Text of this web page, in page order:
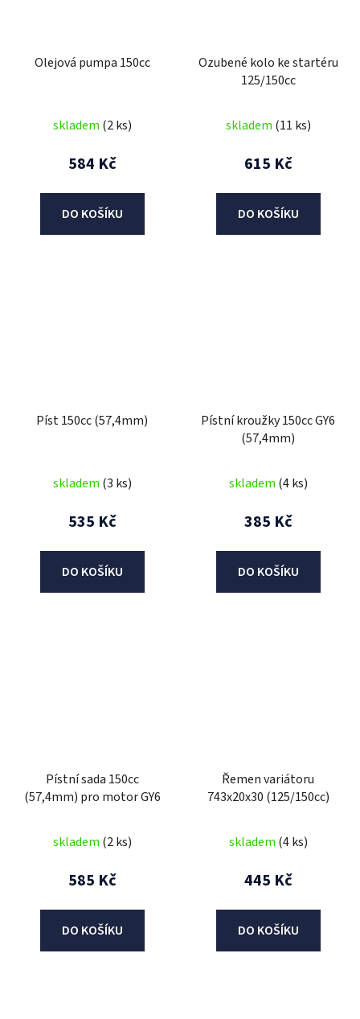
Olejová pumpa 150cc
skladem (2 ks)
584 Kč
DO KOŠÍKU
Ozubené kolo ke startéru
125/150cc
skladem (11 ks)
615 Kč
DO KOŠÍKU
Píst 150cc (57,4mm)
skladem (3 ks)
535 Kč
DO KOŠÍKU
Pístní kroužky 150cc GY6
(57,4mm)
skladem (4 ks)
385 Kč
DO KOŠÍKU
Pístní sada 150cc
(57,4mm) pro motor GY6
skladem (2 ks)
585 Kč
DO KOŠÍKU
Řemen variátoru
743x20x30 (125/150cc)
skladem (4 ks)
445 Kč
DO KOŠÍKU